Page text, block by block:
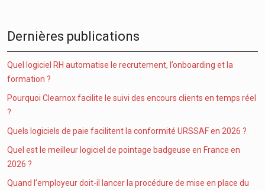
Dernières publications
Quel logiciel RH automatise le recrutement, l’onboarding et la
formation ?
Pourquoi Clearnox facilite le suivi des encours clients en temps réel
?
Quels logiciels de paie facilitent la conformité URSSAF en 2026 ?
Quel est le meilleur logiciel de pointage badgeuse en France en
2026 ?
Quand l’employeur doit-il lancer la procédure de mise en place du